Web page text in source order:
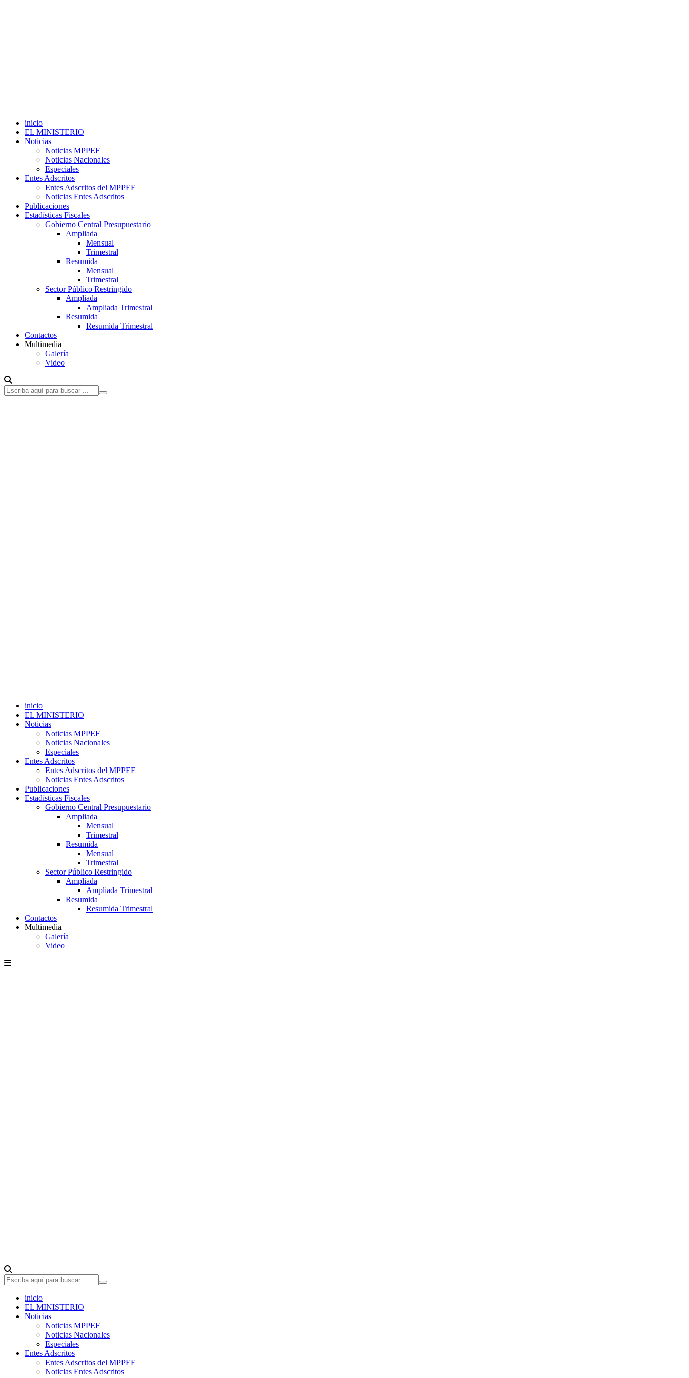
inicio
EL MINISTERIO
Noticias
Noticias MPPEF
Noticias Nacionales
Especiales
Entes Adscritos
Entes Adscritos del MPPEF
Noticias Entes Adscritos
Publicaciones
Estadísticas Fiscales
Gobierno Central Presupuestario
Ampliada
Mensual
Trimestral
Resumida
Mensual
Trimestral
Sector Público Restringido
Ampliada
Ampliada Trimestral
Resumida
Resumida Trimestral
Contactos
Multimedia
Galería
Video
inicio
EL MINISTERIO
Noticias
Noticias MPPEF
Noticias Nacionales
Especiales
Entes Adscritos
Entes Adscritos del MPPEF
Noticias Entes Adscritos
Publicaciones
Estadísticas Fiscales
Gobierno Central Presupuestario
Ampliada
Mensual
Trimestral
Resumida
Mensual
Trimestral
Sector Público Restringido
Ampliada
Ampliada Trimestral
Resumida
Resumida Trimestral
Contactos
Multimedia
Galería
Video
inicio
EL MINISTERIO
Noticias
Noticias MPPEF
Noticias Nacionales
Especiales
Entes Adscritos
Entes Adscritos del MPPEF
Noticias Entes Adscritos